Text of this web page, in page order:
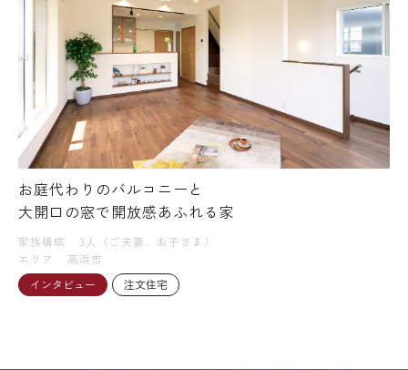
お庭代わりのバルコニーと
大開口の窓で開放感あふれる家
家族構成
3人（ご夫妻、お子さま）
エリア
高浜市
インタビュー
注文住宅